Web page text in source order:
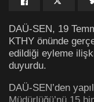
DAÜ-SEN, 19
KTHY önünde
edildiği eyleme
duyurdu.
DAÜ-SEN’den